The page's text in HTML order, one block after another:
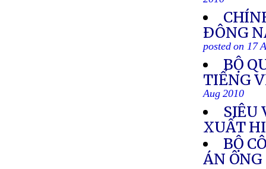
ÐÔNG
posted on 17
BỘ
TIẾNG
Aug 2010
SIÊU
XUẤT
BỘ
ÁN